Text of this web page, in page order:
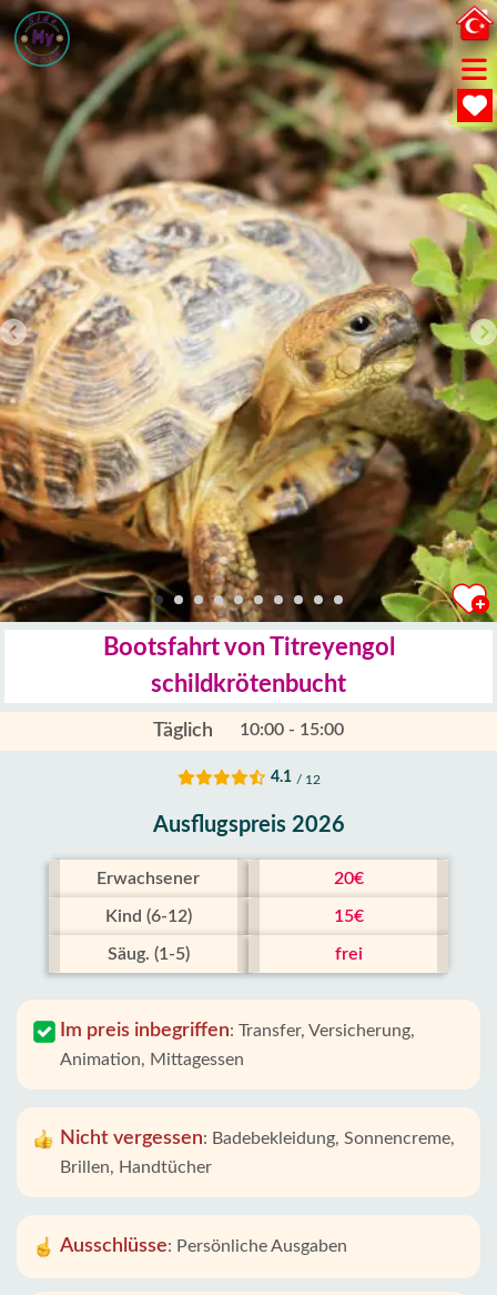
Bootsfahrt von Titreyengol
schildkrötenbucht
Täglich 10:00 - 15:00
4.1 / 12
Ausflugspreis 2026
Erwachsener 20€
Kind (6-12) 15€
Säug. (1-5) frei
Im preis inbegriffen: Transfer, Versicherung,
Animation, Mittagessen
Nicht vergessen: Badebekleidung, Sonnencreme,
Brillen, Handtücher
Ausschlüsse: Persönliche Ausgaben